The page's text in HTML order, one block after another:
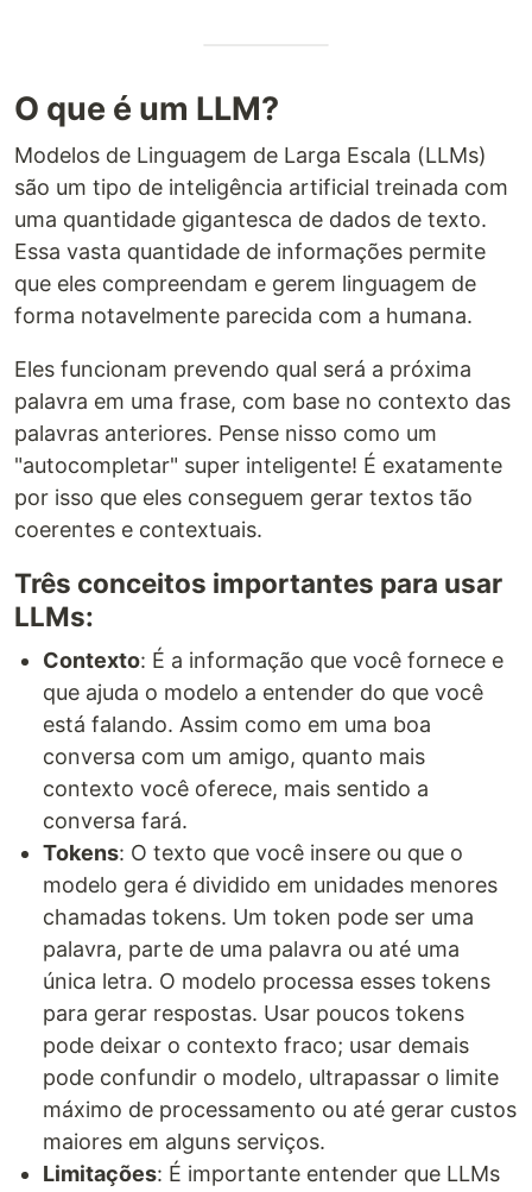
O que é um LLM?
Modelos de Linguagem de Larga Escala (LLMs)
são um tipo de inteligência artificial treinada com
uma quantidade gigantesca de dados de texto.
Essa vasta quantidade de informações permite
que eles compreendam e gerem linguagem de
forma notavelmente parecida com a humana.
Eles funcionam prevendo qual será a próxima
palavra em uma frase, com base no contexto das
palavras anteriores. Pense nisso como um
"autocompletar" super inteligente! É exatamente
por isso que eles conseguem gerar textos tão
coerentes e contextuais.
Três conceitos importantes para usar
LLMs:
Contexto: É a informação que você fornece e
que ajuda o modelo a entender do que você
está falando. Assim como em uma boa
conversa com um amigo, quanto mais
contexto você oferece, mais sentido a
conversa fará.
Tokens: O texto que você insere ou que o
modelo gera é dividido em unidades menores
chamadas tokens. Um token pode ser uma
palavra, parte de uma palavra ou até uma
única letra. O modelo processa esses tokens
para gerar respostas. Usar poucos tokens
pode deixar o contexto fraco; usar demais
pode confundir o modelo, ultrapassar o limite
máximo de processamento ou até gerar custos
maiores em alguns serviços.
Limitações: É importante entender que LLMs